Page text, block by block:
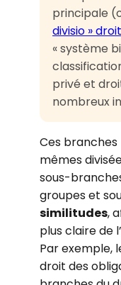
principale
divisio »
« système
privé et
nombreux
Ces
mêmes
sous-
groupes et
similitudes,
plus claire de
Par exemple,
droit des